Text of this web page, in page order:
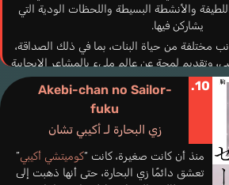
والأنشطة البسيطة واللحظات الودية التي
يشاركن فيها.
مختلفة من حياة البنات، بما في ذلك الصداقة،
وتقديم لمحة عن عالم مليء بالمشاعر الإيجابية
والحميمية.
شخصياتها الرائعة والأنشطة البسيطة التي
رحلات ممتعة من المرح والتعلم والتواصل.
ونستمتع بجاذبيتها الفريدة التي تأسر قلوب
هذا النوع من القصص.
10.
Akebi-chan no Sailor-
fuku
زي البحارة لـ أكيبي تشان
منذ أن كانت صغيرة، كانت “كوميتشي أكيبي”
تعشق دائمًا زي البحارة، حتى أنها ذهبت إلى